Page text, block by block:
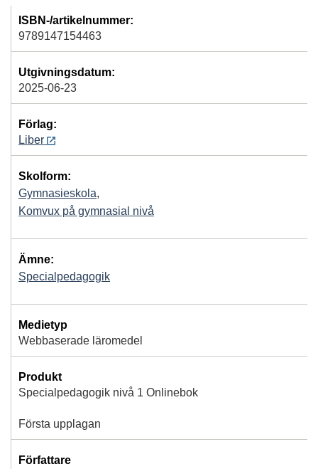
ISBN-/artikelnummer:
9789147154463
Utgivningsdatum:
2025-06-23
Förlag:
Liber
Skolform:
Gymnasieskola,
Komvux på gymnasial nivå
Ämne:
Specialpedagogik
Medietyp
Webbaserade läromedel
Produkt
Specialpedagogik nivå 1 Onlinebok
Första upplagan
Författare